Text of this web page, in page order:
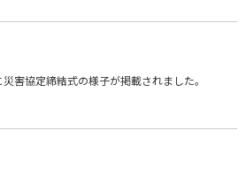
害協定締結式の様子が掲載されました。